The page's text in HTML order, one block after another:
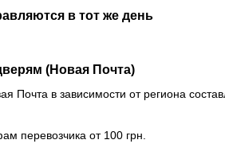
в тот же день
(Новая Почта)
Почта в зависимости от региона
перевозчика от 100 грн.